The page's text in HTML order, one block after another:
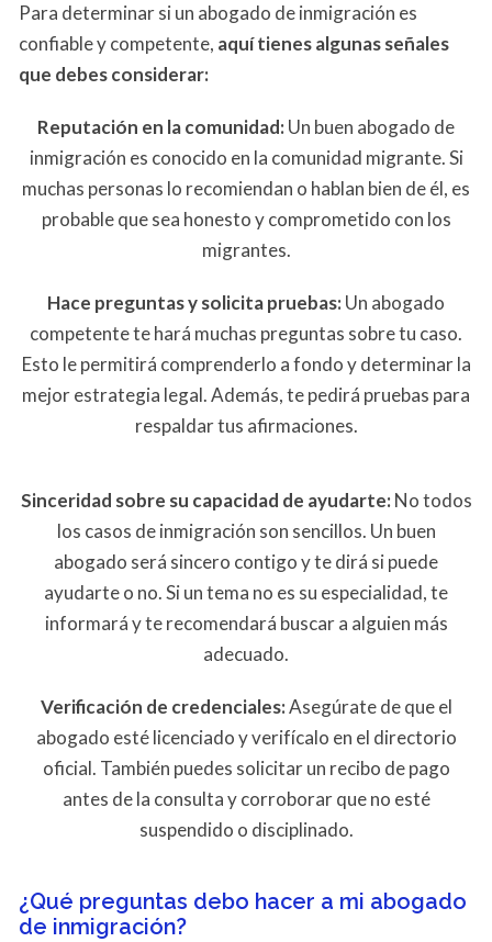
Para determinar si un abogado de inmigración es
confiable y competente, aquí tienes algunas señales
que debes considerar:
Reputación en la comunidad:Un buen abogado de
inmigración es conocido en la comunidad migrante. Si
muchas personas lo recomiendan o hablan bien de él, es
probable que sea honesto y comprometido con los
migrantes.
Hace preguntas y solicita pruebas:Un abogado
competente te hará muchas preguntas sobre tu caso.
Esto le permitirá comprenderlo a fondo y determinar la
mejor estrategia legal. Además, te pedirá pruebas para
respaldar tus afirmaciones.
Sinceridad sobre su capacidad de ayudarte:No todos
los casos de inmigración son sencillos. Un buen
abogado será sincero contigo y te dirá si puede
ayudarte o no. Si un tema no es su especialidad, te
informará y te recomendará buscar a alguien más
adecuado.
Verificación de credenciales:Asegúrate de que el
abogado esté licenciado y verifícalo en el directorio
oficial. También puedes solicitar un recibo de pago
antes de la consulta y corroborar que no esté
suspendido o disciplinado.
¿Qué preguntas debo hacer a mi abogado
de inmigración?